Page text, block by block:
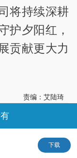
将持续深耕
护夕阳红，
贡献更大力
责编：艾陆琦
下载